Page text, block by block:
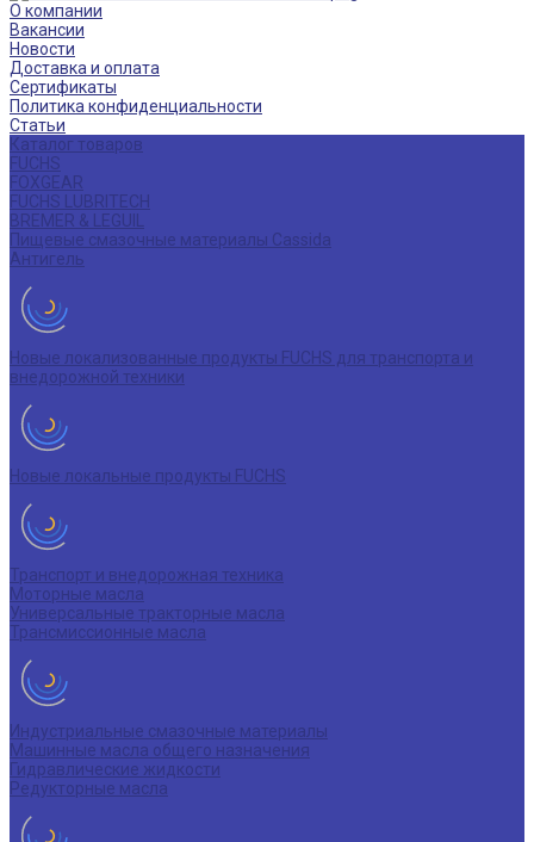
О компании
Вакансии
Новости
Доставка и оплата
Сертификаты
Политика конфиденциальности
Статьи
Каталог товаров
FUCHS
FOXGEAR
FUCHS LUBRITECH
BREMER & LEGUIL
Пищевые смазочные материалы Cassida
Антигель
Новые локализованные продукты FUCHS для транспорта и
внедорожной техники
Новые локальные продукты FUCHS
Транспорт и внедорожная техника
Моторные масла
Универсальные тракторные масла
Трансмиссионные масла
Индустриальные смазочные материалы
Машинные масла общего назначения
Гидравлические жидкости
Редукторные масла